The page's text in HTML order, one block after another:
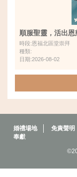
順服聖靈，活出恩
時段:恩福北區堂崇拜
種類:
日期:2026-08-02
婚禮場地 免責聲明
奉獻